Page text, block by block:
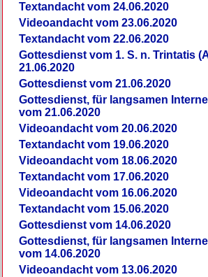
Textandacht vom 24.06.2020
Videoandacht vom 23.06.2020
Textandacht vom 22.06.2020
Gottesdienst vom 1. S. n. Trintatis
21.06.2020
Gottesdienst vom 21.06.2020
Gottesdienst, für langsamen
vom 21.06.2020
Videoandacht vom 20.06.2020
Textandacht vom 19.06.2020
Videoandacht vom 18.06.2020
Textandacht vom 17.06.2020
Videoandacht vom 16.06.2020
Textandacht vom 15.06.2020
Gottesdienst vom 14.06.2020
Gottesdienst, für langsamen
vom 14.06.2020
Videoandacht vom 13.06.2020